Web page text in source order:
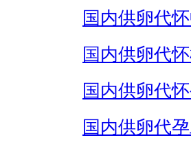
国内供卵代
国内供卵代
国内供卵代
国内供卵代